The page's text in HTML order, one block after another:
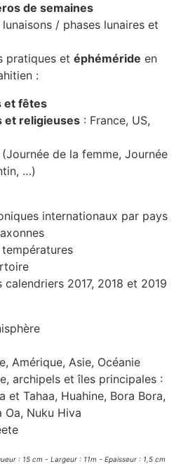
de semaines
lunaisons / phases lunaires et
pratiques et éphéméride en
:
et fêtes
et religieuses : France, US,
(Journée de la femme, Journée
…)
internationaux par pays
calendriers 2017, 2018 et 2019
Amérique, Asie, Océanie
archipels et îles principales :
et Tahaa, Huahine, Bora Bora,
Oa, Nuku Hiva
: 15 cm - Largeur : 11m - Epaisseur : 1,5 cm